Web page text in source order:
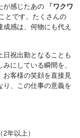
が感じたあの
「ワクワ
とです。たくさんの
感は、何物にも代え
日祝出勤となることも
にしている瞬間を、
お客様の笑顔を直接見
り、この仕事の意義を
年以上）